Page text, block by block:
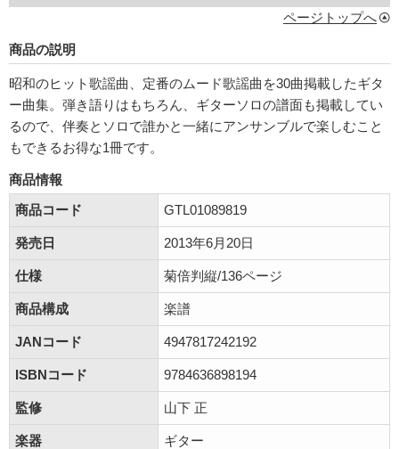
ページトップへ
商品の説明
昭和のヒット歌謡曲、定番のムード歌謡曲を30曲掲載したギタ
ー曲集。弾き語りはもちろん、ギターソロの譜面も掲載してい
るので、伴奏とソロで誰かと一緒にアンサンブルで楽しむこと
もできるお得な1冊です。
商品情報
商品コード
GTL01089819
発売日 2013年6月20日
仕様 菊倍判縦/136ページ
商品構成 楽譜
JANコード 4947817242192
ISBNコード 9784636898194
監修 山下 正
楽器 ギター